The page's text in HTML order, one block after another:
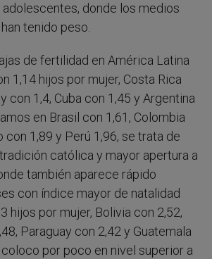
donde los medios
tenido peso.
de fertilidad en América Latina
1,14 hijos por mujer, Costa Rica
con 1,4, Cuba con 1,45 y Argentina
en Brasil con 1,61, Colombia
con 1,89 y Perú 1,96, se trata de
católica y mayor apertura a
también aparece rápido
con índice mayor de natalidad
hijos por mujer, Bolivia con 2,52,
Paraguay con 2,42 y Guatemala
por poco en nivel superior a